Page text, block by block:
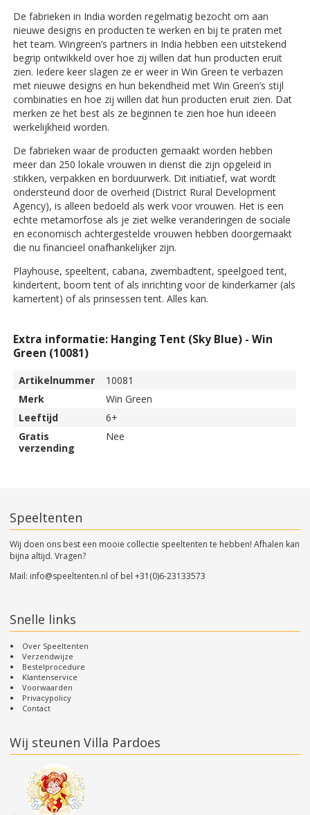
De fabrieken in India worden regelmatig bezocht om aan
nieuwe designs en producten te werken en bij te praten met
het team. Wingreen’s partners in India hebben een uitstekend
begrip ontwikkeld over hoe zij willen dat hun producten eruit
zien. Iedere keer slagen ze er weer in Win Green te verbazen
met nieuwe designs en hun bekendheid met Win Green’s stijl
combinaties en hoe zij willen dat hun producten eruit zien. Dat
merken ze het best als ze beginnen te zien hoe hun ideeën
werkelijkheid worden.
De fabrieken waar de producten gemaakt worden hebben
meer dan 250 lokale vrouwen in dienst die zijn opgeleid in
stikken, verpakken en borduurwerk. Dit initiatief, wat wordt
ondersteund door de overheid (District Rural Development
Agency), is alleen bedoeld als werk voor vrouwen. Het is een
echte metamorfose als je ziet welke veranderingen de sociale
en economisch achtergestelde vrouwen hebben doorgemaakt
die nu financieel onafhankelijker zijn.
Playhouse, speeltent, cabana, zwembadtent, speelgoed tent,
kindertent, boom tent of als inrichting voor de kinderkamer (als
kamertent) of als prinsessen tent. Alles kan.
Extra informatie: Hanging Tent (Sky Blue) - Win
Green (10081)
Artikelnummer
10081
Merk
Win Green
Leeftijd
6+
Gratis
verzending
Nee
Speeltenten
Wij doen ons best een mooie collectie speeltenten te hebben! Afhalen kan
bijna altijd. Vragen?
Mail: info@speeltenten.nl of bel+31(0)6-23133573
Snelle links
Over Speeltenten
Verzendwijze
Bestelprocedure
Klantenservice
Voorwaarden
Privacypolicy
Contact
Wij steunen Villa Pardoes